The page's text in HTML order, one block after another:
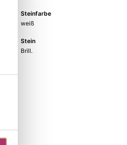
Steinfarbe
weiß
Stein
Brill.